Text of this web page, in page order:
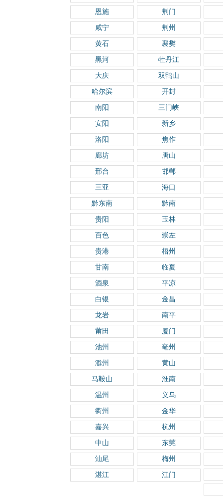
恩施 荆门
咸宁 荆州
黄石 襄樊
黑河 牡丹江
大庆 双鸭山
哈尔滨 开封
南阳 三门峡
安阳 新乡
洛阳 焦作
廊坊 唐山
邢台 邯郸
三亚 海口
黔东南 黔南
贵阳 玉林
百色 崇左
贵港 梧州
甘南 临夏
酒泉 平凉
白银 金昌
龙岩 南平
莆田 厦门
池州 亳州
滁州 黄山
马鞍山 淮南
温州 义乌
衢州 金华
嘉兴 杭州
中山 东莞
汕尾 梅州
湛江 江门